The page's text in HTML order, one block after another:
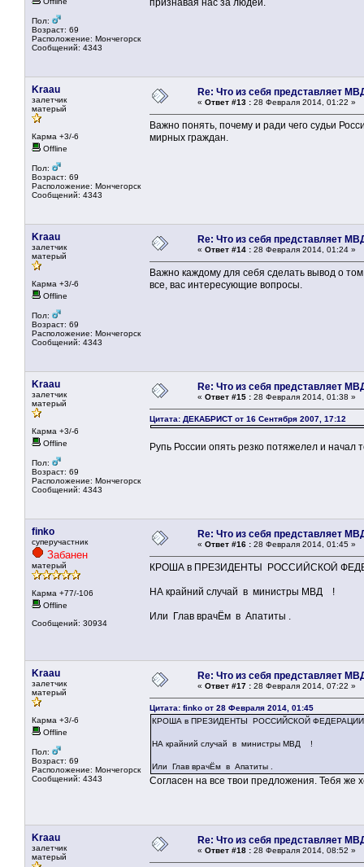
Пол:
Возраст: 69
Расположение: Мончегорск
Сообщений: 4343
признавая нас за людей.
Kraau
залетчик
матерый
Карма +3/-6
Offline
Пол:
Возраст: 69
Расположение: Мончегорск
Сообщений: 4343
Re: Что из себя представляет
« Ответ #13 : 28 Февраля 2014, 01:22 »
Важно понять, почему и ради чего судьи
мирных граждан.
Kraau
залетчик
матерый
Карма +3/-6
Offline
Пол:
Возраст: 69
Расположение: Мончегорск
Сообщений: 4343
Re: Что из себя представляет
« Ответ #14 : 28 Февраля 2014, 01:24 »
Важно каждому для себя сделать вывод о
все, вас интересующие вопросы.
Kraau
залетчик
матерый
Карма +3/-6
Offline
Пол:
Возраст: 69
Расположение: Мончегорск
Сообщений: 4343
Re: Что из себя представляет
« Ответ #15 : 28 Февраля 2014, 01:38 »
Цитата: ДЕКАБРИСТ от 16 Сентября 2007, 17:12
Рупь России опять резко потяжелел и начал
finko
суперучастник
Забанен
матерый
Карма +77/-106
Offline
Сообщений: 30934
Re: Что из себя представляет
« Ответ #16 : 28 Февраля 2014, 01:45 »
КРОША в ПРЕЗИДЕНТЫ РОССИЙСКОЙ
НА крайний случай в министры МВД !
Или Глав врачЁм в Апатиты .
Kraau
залетчик
матерый
Карма +3/-6
Offline
Пол:
Возраст: 69
Расположение: Мончегорск
Сообщений: 4343
Re: Что из себя представляет
« Ответ #17 : 28 Февраля 2014, 07:22 »
Цитата: finko от 28 Февраля 2014, 01:45
КРОША в ПРЕЗИДЕНТЫ РОССИЙСКОЙ
НА крайний случай в министры МВД !
Или Глав врачЁм в Апатиты .
Согласен на все твои предложения. Тебя же
Kraau
залетчик
матерый
Re: Что из себя представляет
« Ответ #18 : 28 Февраля 2014, 08:52 »